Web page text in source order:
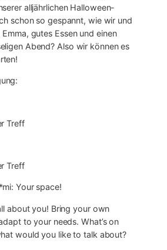
alljährlichen Halloween-
schon so gespannt, wie wir und
gutes Essen und einen
Abend? Also wir können es
Treff
Treff
Your space!
about you! Bring your own
to your needs. What’s on
would you like to talk about?